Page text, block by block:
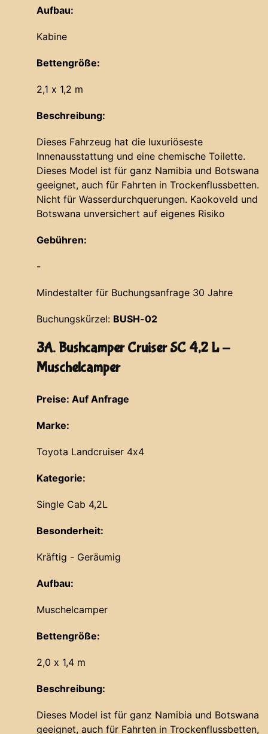
Aufbau:
Kabine
Bettengröße:
2,1 x 1,2 m
Beschreibung:
Dieses Fahrzeug hat die luxuriöseste
Innenausstattung und eine chemische Toilette.
Dieses Model ist für ganz Namibia und Botswana
geeignet, auch für Fahrten in Trockenflussbetten.
Nicht für Wasserdurchquerungen. Kaokoveld und
Botswana unversichert auf eigenes Risiko
Gebühren:
-
Mindestalter für Buchungsanfrage 30 Jahre
Buchungskürzel: BUSH-02
3A. Bushcamper Cruiser SC 4,2 L -
Muschelcamper
Preise: Auf Anfrage
Marke:
Toyota Landcruiser 4x4
Kategorie:
Single Cab 4,2L
Besonderheit:
Kräftig - Geräumig
Aufbau:
Muschelcamper
Bettengröße:
2,0 x 1,4 m
Beschreibung:
Dieses Model ist für ganz Namibia und Botswana
geeignet, auch für Fahrten in Trockenflussbetten,